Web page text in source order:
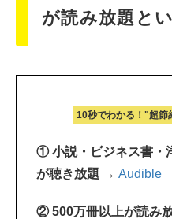
が読み放題と
10秒でわかる！"超節
① 小説・ビジネス書・
が聴き放題 → Audible
② 500万冊以上が読み